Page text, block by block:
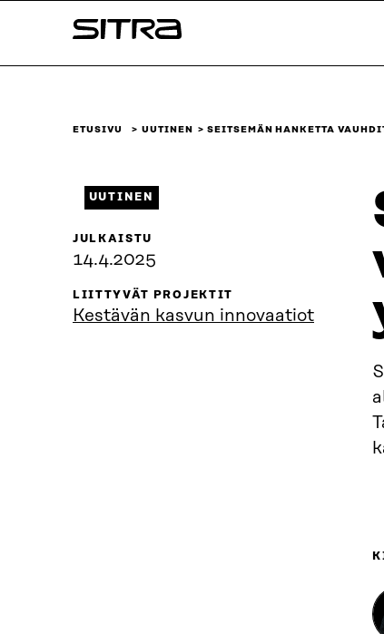
sisältöön
Sitra
ETUSIVU UUTINEN SEITSEMÄN HANKETTA
UUTINEN
JULKAISTU
14.4.2025
LIITTYVÄT PROJEKTIT
Kestävän kasvun innovaatiot